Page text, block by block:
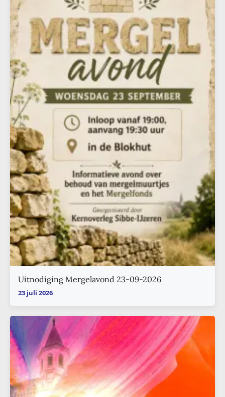
Uitnodiging Mergelavond 23-09-2026
23 juli 2026